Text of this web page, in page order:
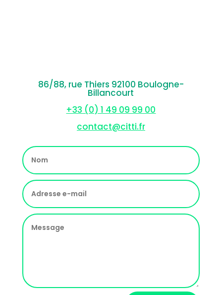
86/88, rue Thiers 92100 Boulogne-
Billancourt
+33 (0) 1 49 09 99 00
contact@citti.fr